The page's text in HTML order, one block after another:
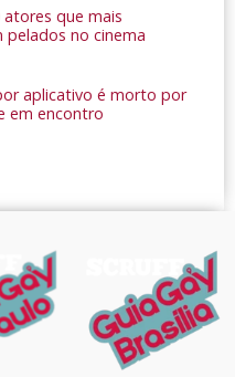
que mais
pelados no cinema
aplicativo é morto por
em encontro